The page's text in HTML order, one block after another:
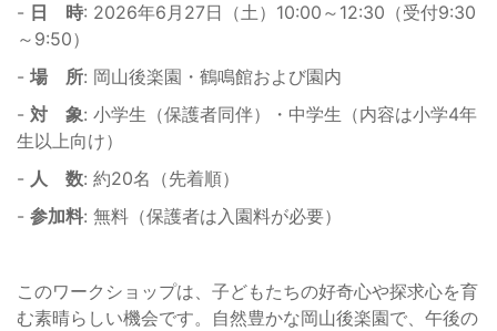
- 日 時: 2026年6月27日（土）10:00～12:30（受付9:30
～9:50）
- 場 所: 岡山後楽園・鶴鳴館および園内
- 対 象: 小学生（保護者同伴）・中学生（内容は小学4年
生以上向け）
- 人 数: 約20名（先着順）
- 参加料: 無料（保護者は入園料が必要）
このワークショップは、子どもたちの好奇心や探求心を育
む素晴らしい機会です。自然豊かな岡山後楽園で、午後の